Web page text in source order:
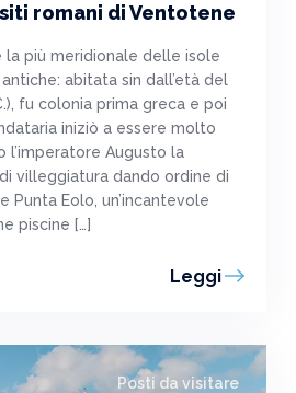
romani di Ventotene
la più meridionale delle isole
abitata sin dall’età del
fu colonia prima greca e poi
iniziò a essere molto
l’imperatore Augusto la
villeggiatura dando ordine di
Punta Eolo, un’incantevole
piscine […]
Leggi
Posti da visitare